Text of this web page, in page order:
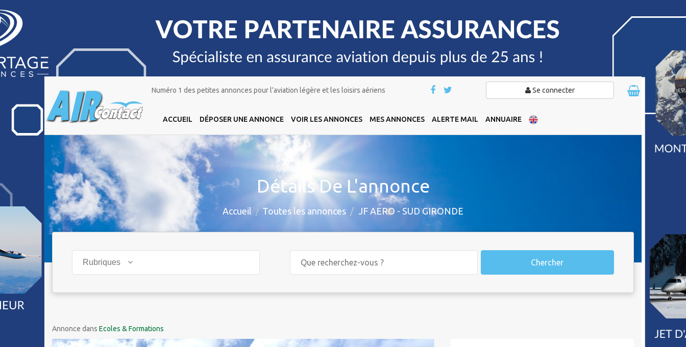
Numéro 1 des petites annonces pour l’aviation légère et les loisirs aériens Se connecter
ACCUEIL DÉPOSER UNE ANNONCE VOIR LES ANNONCES MES ANNONCES ALERTE MAIL ANNUAIRE
Détails De L'annonce
Accueil Toutes les annonces JF AERO - SUD GIRONDE
Rubriques Chercher
Annonce dans Ecoles & Formations